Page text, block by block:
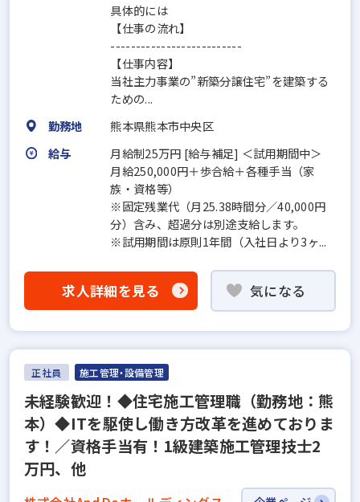
具体的には
【仕事の流れ】
--------------------------
【仕事内容】
当社主力事業の”新築分譲住宅”を建築する
ための...
勤務地
熊本県熊本市中央区
給与
月給制25万円 [給与補足] ＜試用期間中＞
月給250,000円＋歩合給＋各種手当（家
族・資格等）
※固定残業代（月25.38時間分／40,000円
分）含み、超過分は別途支給します。
※試用期間は原則1年間（入社日より3ヶ...
求人詳細を見る 気になる
正社員 施工管理・設備管理
未経験歓迎！◆住宅施工管理職（勤務地：熊
本）◆ITを駆使し働き方改革を進めておりま
す！／資格手当有！1級建築施工管理技士2
万円、他